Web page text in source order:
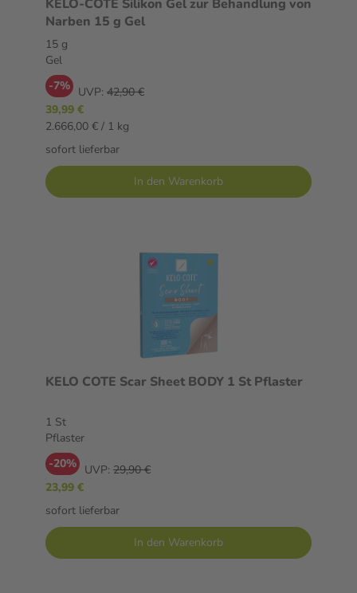
KELO-COTE Silikon Gel zur Behandlung von
Narben 15 g Gel
15 g
Gel
-7% UVP: 42,90 €
39,99 €
2.666,00 € / 1 kg
sofort lieferbar
In den Warenkorb
KELO COTE Scar Sheet BODY 1 St Pflaster
1 St
Pflaster
-20% UVP: 29,90 €
23,99 €
sofort lieferbar
In den Warenkorb